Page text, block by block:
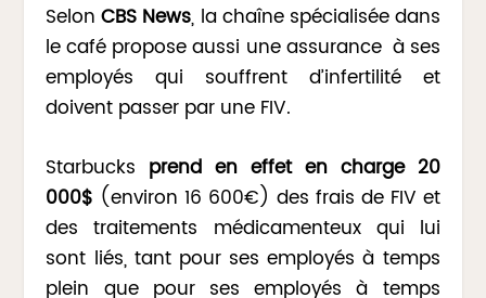
SelonCBS News, la chaîne spécialisée dans
le café propose aussi une assurance à ses
employés qui souffrent d’infertilité et
doivent passer par une FIV.
Starbucks prend en effet en charge 20
000$ (environ 16 600€) des frais de FIV et
des traitements médicamenteux qui lui
sont liés, tant pour ses employés à temps
plein que pour ses employés à temps